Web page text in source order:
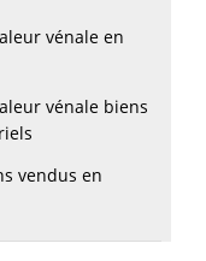
vénale en
vénale biens
vendus en